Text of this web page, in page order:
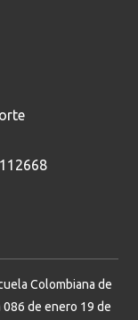
Colombiana de
086 de enero 19 de